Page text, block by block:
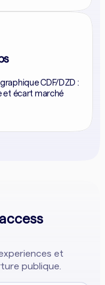
CDF/DZD :
et écart marché
et
publique.